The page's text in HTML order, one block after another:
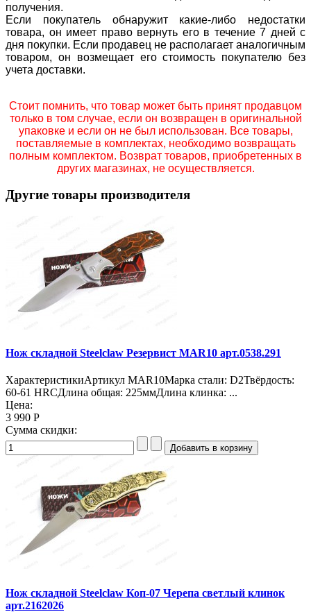
получения.
Если покупатель обнаружит какие-либо недостатки
товара, он имеет право вернуть его в течение 7 дней с
дня покупки. Если продавец не располагает аналогичным
товаром, он возмещает его стоимость покупателю без
учета доставки.
Стоит помнить, что товар может быть принят продавцом
только в том случае, если он возвращен в оригинальной
упаковке и если он не был использован. Все товары,
поставляемые в комплектах, необходимо возвращать
полным комплектом. Возврат товаров, приобретенных в
других магазинах, не осуществляется.
Другие товары производителя
Нож складной Steelclaw Резервист MAR10 арт.0538.291
ХарактеристикиАртикул MAR10Марка стали: D2Твёрдость:
60-61 HRCДлина общая: 225ммДлина клинка: ...
Цена:
3 990 Р
Сумма скидки:
Нож складной Steelclaw Коп-07 Черепа светлый клинок
арт.2162026